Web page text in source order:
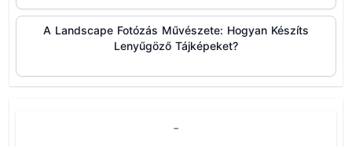
A Landscape Fotózás Művészete: Hogyan Készíts
Lenyűgöző Tájképeket?
-